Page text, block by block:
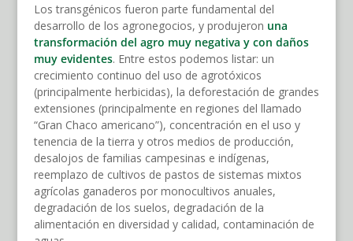
Los transgénicos fueron parte fundamental del
desarrollo de los agronegocios, y produjeron una
transformación del agro muy negativa y con daños
muy evidentes. Entre estos podemos listar: un
crecimiento continuo del uso de agrotóxicos
(principalmente herbicidas), la deforestación de grandes
extensiones (principalmente en regiones del llamado
“Gran Chaco americano”), concentración en el uso y
tenencia de la tierra y otros medios de producción,
desalojos de familias campesinas e indígenas,
reemplazo de cultivos de pastos de sistemas mixtos
agrícolas ganaderos por monocultivos anuales,
degradación de los suelos, degradación de la
alimentación en diversidad y calidad, contaminación de